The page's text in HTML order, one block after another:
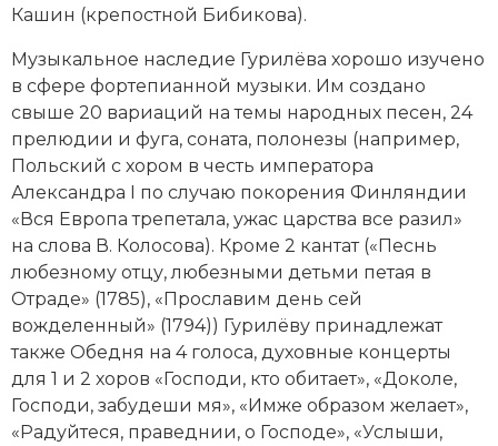
Кашин (крепостной Бибикова).
Музыкальное наследие Гурилёва хорошо изучено
в сфере фортепианной музыки. Им создано
свыше 20 вариаций на темы народных песен, 24
прелюдии и фуга, соната, полонезы (например,
Польский с хором в честь императора
Александра I по случаю покорения Финляндии
«Вся Европа трепетала, ужас царства все разил»
на слова В. Колосова). Кроме 2 кантат («Песнь
любезному отцу, любезными детьми петая в
Отраде» (1785), «Прославим день сей
вожделенный» (1794)) Гурилёву принадлежат
также Обедня на 4 голоса, духовные концерты
для 1 и 2 хоров «Господи, кто обитает», «Доколе,
Господи, забудеши мя», «Имже образом желает»,
«Радуйтеся, праведнии, о Господе», «Услыши,